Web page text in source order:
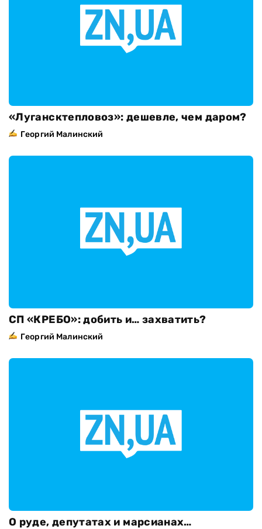
«Лугансктепловоз»: дешевле, чем даром?
Георгий Малинский
СП «КРЕБО»: добить и… захватить?
Георгий Малинский
О руде, депутатах и марсианах…